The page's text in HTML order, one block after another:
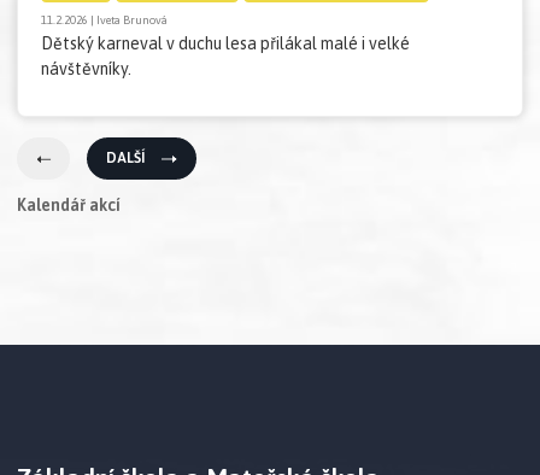
11.2.2026 | Iveta Brunová
Dětský karneval v duchu lesa přilákal malé i velké
návštěvníky.
DALŠÍ
Kalendář akcí